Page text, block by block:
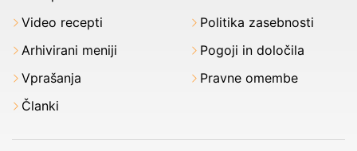
Video recepti
Arhivirani meniji
Vprašanja
Članki
Politika zasebnosti
Pogoji in določila
Pravne omembe